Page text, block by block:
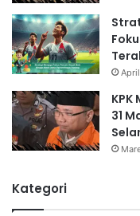
KPK
31
Kategori